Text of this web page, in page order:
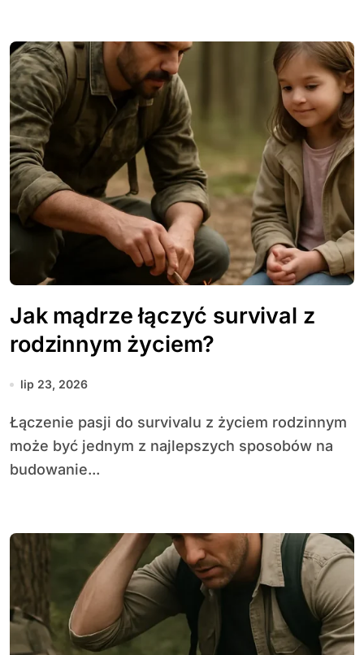
Jak mądrze łączyć survival z
rodzinnym życiem?
lip 23, 2026
Łączenie pasji do survivalu z życiem rodzinnym
może być jednym z najlepszych sposobów na
budowanie...